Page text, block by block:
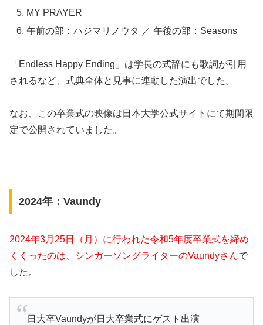
MY PRAYER
午前の部：ハジマリノウタ ／ 午後の部：Seasons
「Endless Happy Ending」は学長の式辞にも歌詞が引用
されるなど、式典全体と見事に連動した演出でした。
なお、この卒業式の映像は日本大学公式サイトにて期間限
定で公開されていました。
2024年：Vaundy
2024年3月25日（月）に行われた令和5年度卒業式を締め
くくったのは、シンガーソングライターのVaundyさんで
した。
日大卒Vaundyが日大卒業式にゲスト出演